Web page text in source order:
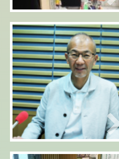
2016年03月30日
インタビュー記事が掲載